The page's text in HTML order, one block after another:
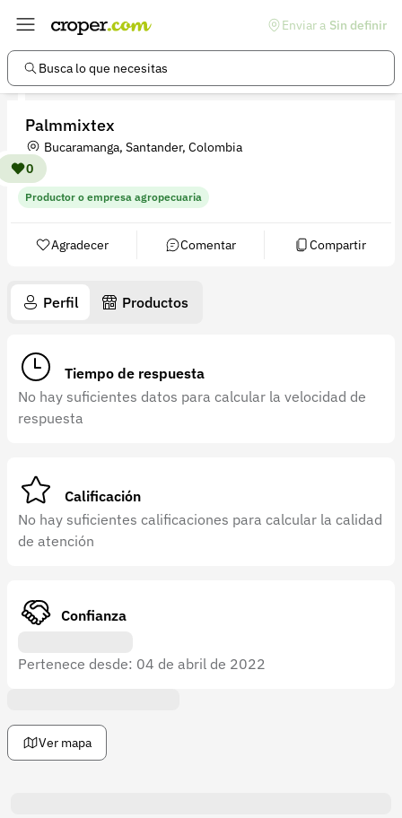
Enviar a Sin definir
Busca lo que necesitas
0
Palmmixtex
Bucaramanga, Santander, Colombia
Productor o empresa agropecuaria
Agradecer Comentar Compartir
Perfil Productos
Tiempo de respuesta
No hay suficientes datos para calcular la velocidad de
respuesta
Calificación
No hay suficientes calificaciones para calcular la calidad
de atención
Confianza
Pertenece desde: 04 de abril de 2022
Ver mapa
Enlaces de interés
Preguntas frecuentes
Ayuda
Información legal
Términos y condiciones
Política de devoluciones
Cuenta
Registrarse
Recuperar contraseña
Soporte
+57 323 2931928
contacto@croper.com
Versión 5.45.0